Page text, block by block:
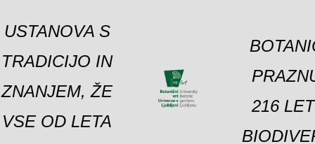
USTANOVA S
TRADICIJO IN
ZNANJEM, ŽE
VSE OD LETA
216